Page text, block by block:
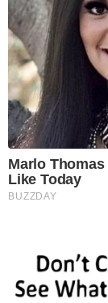
Marlo
Like Today
BUZZDAY